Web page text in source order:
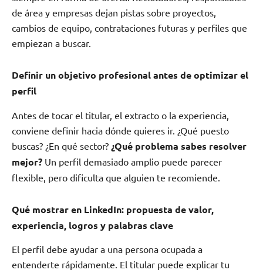
de área y empresas dejan pistas sobre proyectos,
cambios de equipo, contrataciones futuras y perfiles que
empiezan a buscar.
Definir un objetivo profesional antes de optimizar el
perfil
Antes de tocar el titular, el extracto o la experiencia,
conviene definir hacia dónde quieres ir. ¿Qué puesto
buscas? ¿En qué sector? ¿Qué problema sabes resolver
mejor? Un perfil demasiado amplio puede parecer
flexible, pero dificulta que alguien te recomiende.
Qué mostrar en LinkedIn: propuesta de valor,
experiencia, logros y palabras clave
El perfil debe ayudar a una persona ocupada a
entenderte rápidamente. El titular puede explicar tu